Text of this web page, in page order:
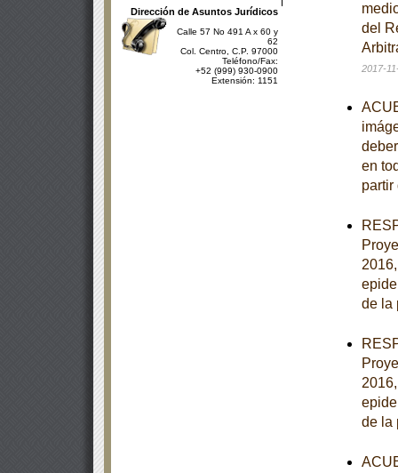
Dirección de Asuntos Jurídicos
Calle 57 No 491 A x 60 y
62
Col. Centro, C.P. 97000
Teléfono/Fax:
+52 (999) 930-0900
Extensión: 1151
del
2017-
en
de la
de la